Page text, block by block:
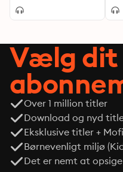
Vælg dit
Over 1 million titler
Download og nyd
Eksklusive titler +
Børnevenligt miljø
Det er nemt at